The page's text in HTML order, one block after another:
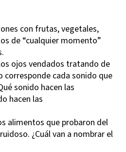
con frutas, vegetales,
de “cualquier momento”
ojos vendados tratando de
corresponde cada sonido que
sonido hacen las
hacen las
alimentos que probaron del
¿Cuál van a nombrar el